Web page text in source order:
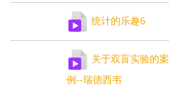
统计的乐趣6
关于双盲实验的案
例--瑞德西韦